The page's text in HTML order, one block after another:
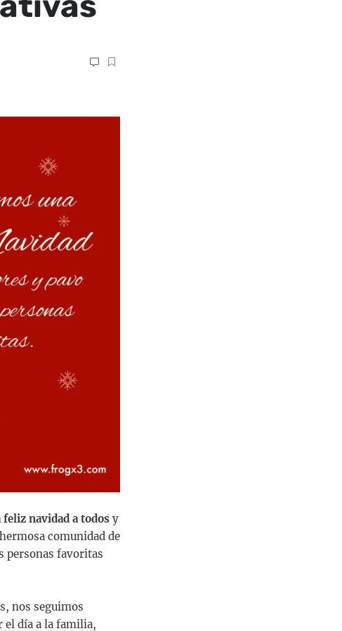
feliz navidad a todos y
comunidad de
personas favoritas
nos seguimos
el día a la familia,